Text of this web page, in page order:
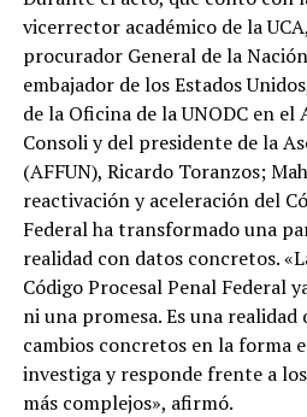
vicerrector académico de la
procurador General de la
embajador de los Estados
de la Oficina de la UNODC en
Consoli y del presidente de la
(AFFUN), Ricardo Toranzos;
reactivación y aceleración del
Federal ha transformado una
realidad con datos concretos.
Código Procesal Penal Federal
ni una promesa. Es una
cambios concretos en la forma
investiga y responde frente a
más complejos», afirmó.